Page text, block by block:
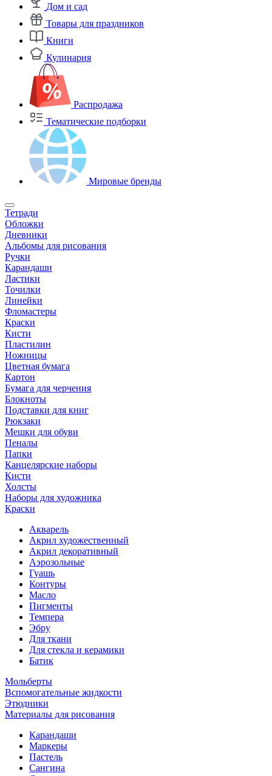
Дом и сад
Товары для праздников
Книги
Кулинария
Распродажа
Тематические подборки
Мировые бренды
Тетради
Обложки
Дневники
Альбомы для рисования
Ручки
Карандаши
Ластики
Точилки
Линейки
Фломастеры
Краски
Кисти
Пластилин
Ножницы
Цветная бумага
Картон
Бумага для черчения
Блокноты
Подставки для книг
Рюкзаки
Мешки для обуви
Пеналы
Папки
Канцелярские наборы
Кисти
Холсты
Наборы для художника
Краски
Акварель
Акрил художественный
Акрил декоративный
Аэрозольные
Гуашь
Контуры
Масло
Пигменты
Темпера
Эбру
Для ткани
Для стекла и керамики
Батик
Мольберты
Вспомогательные жидкости
Этюдники
Материалы для рисования
Карандаши
Маркеры
Пастель
Сангина